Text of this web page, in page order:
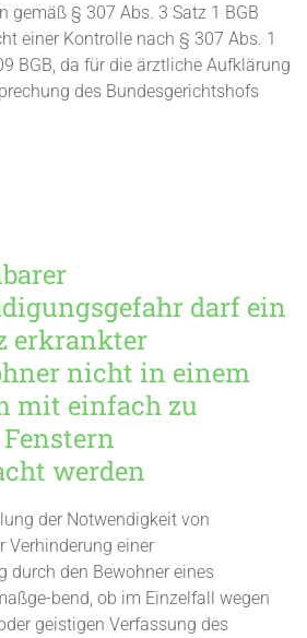
gemäß § 307 Abs. 3 Satz 1 BGB
einer Kontrolle nach § 307 Abs. 1
BGB, da für die ärztliche Aufklärung
des Bundesgerichtshofs
darf ein
erkrankter
nicht in einem
mit einfach zu
werden
der Notwendigkeit von
Verhinderung einer
durch den Bewohner eines
bend, ob im Einzelfall wegen
geistigen Verfassung des